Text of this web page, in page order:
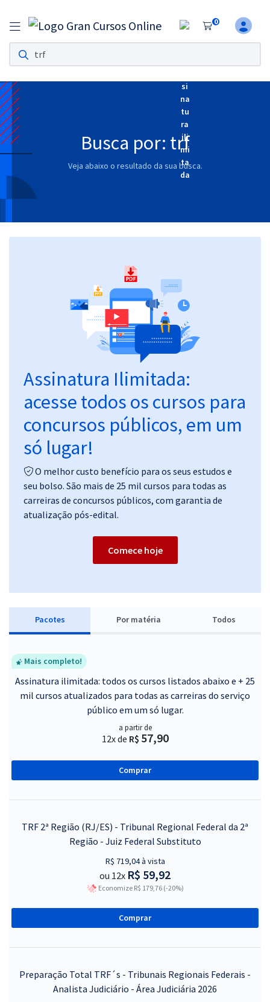
0
Assinatura Ilimitada 11
Acesso a todos os cursos. Teste grátis por 7 dias!
Residências Multiprofissionais
Preparação completa e intensiva para as principais
residências em saúde do Brasil
Blog
Aprovados
Atendimento
Busca por: trf
Veja abaixo o resultado da sua busca.
Assinatura Ilimitada:
acesse todos os cursos para
concursos públicos, em um
só lugar!
O melhor custo benefício para os seus estudos e
seu bolso. São mais de 25 mil cursos para todas as
carreiras de concursos públicos, com garantia de
atualização pós-edital.
Comece hoje
Pacotes Por matéria Todos
Mais completo!
Assinatura ilimitada: todos os cursos listados abaixo e + 25
mil cursos atualizados para todas as carreiras do serviço
público em um só lugar.
a partir de
12x de R$ 57,90
Comprar
TRF 2ª Região (RJ/ES) - Tribunal Regional Federal da 2ª
Região - Juiz Federal Substituto
R$ 719,04 à vista
ou 12x R$ 59,92
Economize R$ 179,76 (-20%)
Comprar
Preparação Total TRF´s - Tribunais Regionais Federais -
Analista Judiciário - Área Judiciária 2026